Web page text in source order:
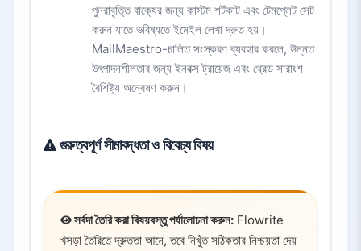
পুনরাবৃত্তি বাক্যের জন্য কাস্টম শর্টকাট এবং টেমপ্লেট সেট
করুন যাতে ভবিষ্যতে ইমেইল লেখা দ্রুত হয়।
MailMaestro-চালিত সংস্করণ ব্যবহার করলে, উন্নত
উৎপাদনশীলতার জন্য ইনবক্স ট্রায়েজ এবং থ্রেড সারাংশ
বৈশিষ্ট্য অন্বেষণ করুন।
গুরুত্বপূর্ণ সীমাবদ্ধতা ও বিবেচ্য বিষয়
সর্বদা তৈরি করা বিষয়বস্তু পর্যালোচনা করুন:Flowrite
খসড়া তৈরিতে দ্রুততা আনে, তবে নিখুঁত সঠিকতার নিশ্চয়তা দেয়